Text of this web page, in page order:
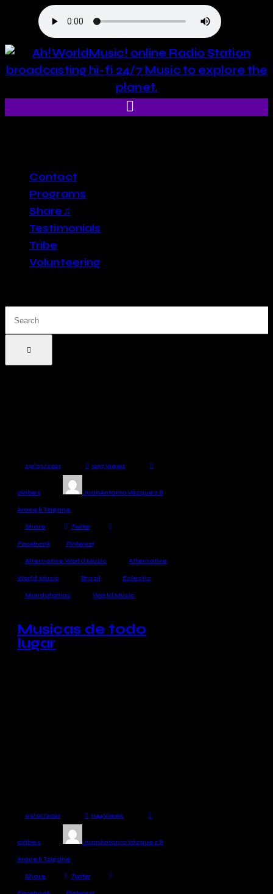
Contact
Programs
Share♫
Testimonials
Tribe
Volunteering
29/03/2021 1257Views
0Vibes JuanAntonio Vázquez &
Araceli Tzigane
Share Twiter
Facebook Pinterest
Alternative World Music Alternative
World Music Brazil Eclectic
Mundofonías World Music
Musicas de todo
lugar
03/01/2021 1144Views
0Vibes JuanAntonio Vázquez &
Araceli Tzigane
Share Twiter